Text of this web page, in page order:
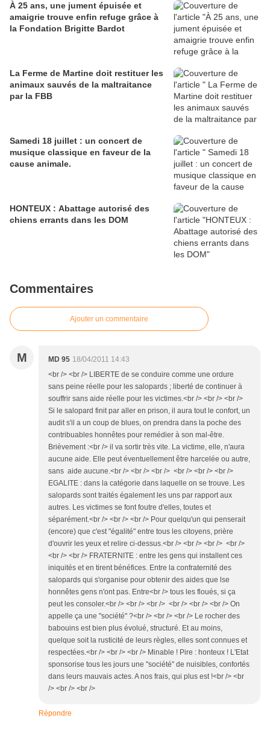
À 25 ans, une jument épuisée et
amaigrie trouve enfin refuge grâce à
la Fondation Brigitte Bardot
La Ferme de Martine doit restituer les
animaux sauvés de la maltraitance
par la FBB
Samedi 18 juillet : un concert de
musique classique en faveur de la
cause animale.
HONTEUX : Abattage autorisé des
chiens errants dans les DOM
Commentaires
Ajouter un commentaire
M MD 95 18/04/2011 14:43
<br /> <br /> LIBERTE de se conduire comme une ordure
sans peine réelle pour les salopards ; liberté de continuer à
souffrir sans aide réelle pour les victimes.<br /> <br /> <br />
Si le salopard finit par aller en prison, il aura tout le confort, un
audit s'il a un coup de blues, on prendra dans la poche des
contribuables honnêtes pour remédier à son mal-être.
Brièvement :<br /> il va sortir très vite. La victime, elle, n'aura
aucune aide. Elle peut éventuellement être harcelée ou autre,
sans aide aucune.<br /> <br /> <br /> <br /> <br /> <br />
EGALITE : dans la catégorie dans laquelle on se trouve. Les
salopards sont traités également les uns par rapport aux
autres. Les victimes se font foutre d'elles, toutes et
séparément.<br /> <br /> <br /> Pour quelqu'un qui penserait
(encore) que c'est "égalité" entre tous les citoyens, prière
d'ouvrir les yeux et relire ci-dessus.<br /> <br /> <br /> <br />
<br /> <br /> FRATERNITE : entre les gens qui installent ces
iniquités et en tirent bénéfices. Entre la confraternité des
salopards qui s'organise pour obtenir des aides que lse
honnêtes gens n'ont pas. Entre<br /> tous les floués, si ça
peut les consoler.<br /> <br /> <br /> <br /> <br /> <br /> On
appelle ça une "société" ?<br /> <br /> <br /> Le rocher des
babouins est bien plus évolué, structuré. Et au moins,
quelque soit la rusticité de leurs règles, elles sont connues et
respectées.<br /> <br /> <br /> Minable ! Pire : honteux ! L'Etat
sponsorise tous les jours une "société" de nuisibles, confortés
dans leurs mauvais actes. A nos frais, qui plus est !<br /> <br
/> <br /> <br />
Répondre